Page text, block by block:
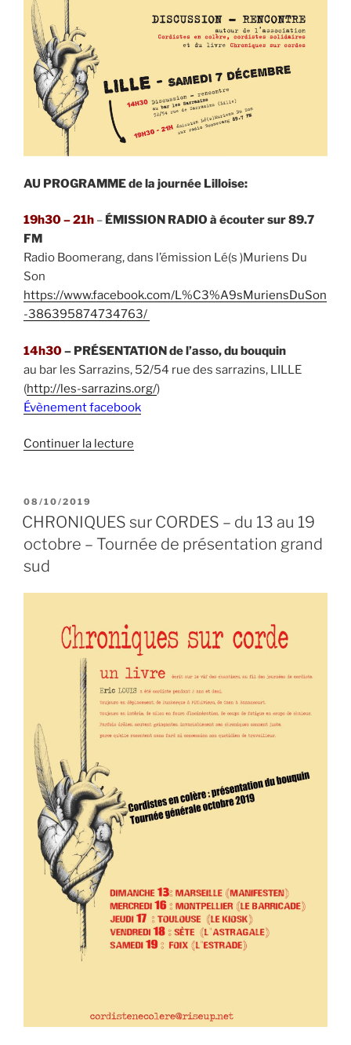
AU PROGRAMME de la journée Lilloise:
19h30 – 21h – ÉMISSION RADIO à écouter sur 89.7
FM
Radio Boomerang, dans l’émission Lé(s )Muriens Du
Son
https://www.facebook.com/L%C3%A9sMuriensDuSon
-386395874734763/
14h30– PRÉSENTATION de l’asso, du bouquin
au bar les Sarrazins, 52/54 rue des sarrazins, LILLE
(http://les-sarrazins.org/)
Évènement facebook
Continuer la lecture
et
rencontre
cordistes
7
PUBLIÉ
LE
08/10/2019
CHRONIQUES sur CORDES – du 13 au 19
octobre – Tournée de présentation grand
sud